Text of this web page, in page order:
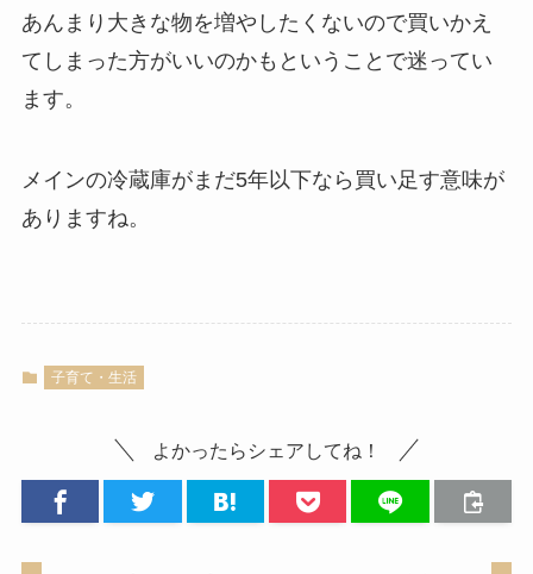
あんまり大きな物を増やしたくないので買いかえ
てしまった方がいいのかもということで迷ってい
ます。
メインの冷蔵庫がまだ5年以下なら買い足す意味が
ありますね。
子育て・生活
よかったらシェアしてね！